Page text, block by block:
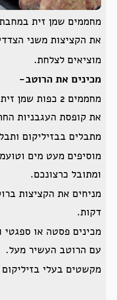
מחממים שמן זית
את הקציצות משני
מוציאים לצלחת.
מכינים את הרוטב-
מחממים 2 כפות
את קופסת העגבניות
מתבלים בבזיליקום
מוסיפים מעט מים
ומתובל כרצונכם.
דקות.
מכינים פסטה או ספגטי
עם הרוטב העשיר מעל.
מקשטים בעלי בזיליקום